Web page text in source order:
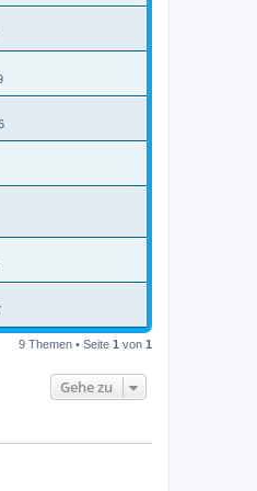
9 Themen • Seite 1 von 1
Gehe zu